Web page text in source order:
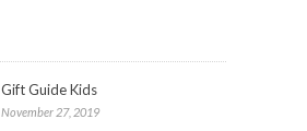
Gift Guide Kids
November 27, 2019